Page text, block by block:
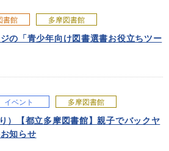
書館 多摩図書館
の「青少年向け図書選書お役立ちツー
イベント 多摩図書館
）【都立多摩図書館】親子でバックヤ
知らせ